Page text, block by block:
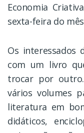
Economia
sexta-feira do
Os interessados
com um livro
trocar por
vários volumes
literatura em
didáticos,